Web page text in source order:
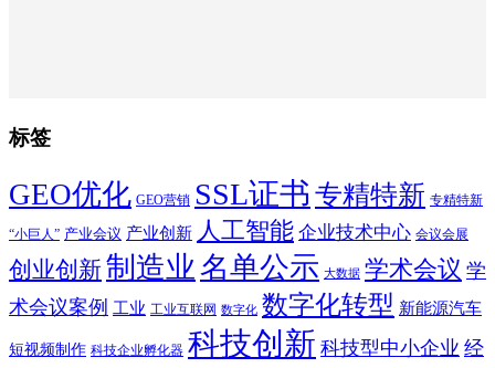
标签
GEO优化 GEO营销 SSL证书 专精特新 专精特新
“小巨人” 产业会议 产业创新 人工智能 企业技术中心 会议会展
创业创新制造业 名单公示 大数据 学术会议 学
术会议案例 工业 工业互联网 数字化 数字化转型 新能源汽车
短视频制作 科技企业孵化器 科技创新 科技型中小企业 经